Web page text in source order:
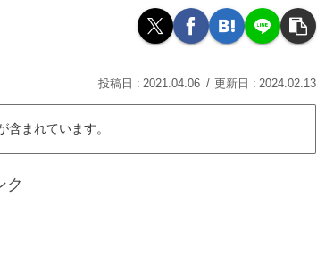
2021.04.06 2024.02.13
含まれています。
ク